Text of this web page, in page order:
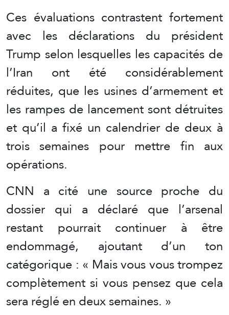
Ces évaluations contrastent fortement
avec les déclarations du président
Trump selon lesquelles les capacités de
l’Iran ont été considérablement
réduites, que les usines d’armement et
les rampes de lancement sont détruites
et qu’il a fixé un calendrier de deux à
trois semaines pour mettre fin aux
opérations.
CNN a cité une source proche du
dossier qui a déclaré que l’arsenal
restant pourrait continuer à être
endommagé, ajoutant d’un ton
catégorique : « Mais vous vous trompez
complètement si vous pensez que cela
sera réglé en deux semaines. »